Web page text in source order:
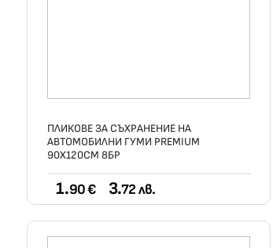
ПЛИКОВЕ ЗА СЪХРАНЕНИЕ НА
АВТОМОБИЛНИ ГУМИ PREMIUM
90X120СМ 8БР
1.90 € 3.72 лв.